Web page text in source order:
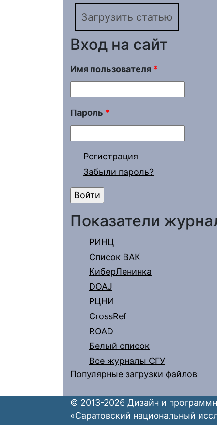
Загрузить статью
Вход на сайт
Имя пользователя *
Пароль *
Регистрация
Забыли пароль?
Показатели
РИНЦ
Список ВАК
КиберЛенинка
DOAJ
РЦНИ
CrossRef
ROAD
Белый список
Все журналы СГУ
Популярные загрузки файлов
© 2013-2026 Дизайн и
«Саратовский национальный